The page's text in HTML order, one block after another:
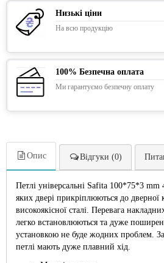
Низькі ціни
На всю продукцію
100% Безпечна оплата
Ми гарантуємо безпечну оплату
Опис Відгуки (0)
Петлі універсальні Safita 100*75*3
яких двері прикріплюються до дверної
високоякісної сталі. Перевага
легко встановлюються та дуже
установкою не буде жодних проблем.
петлі мають дуже плавний хід.